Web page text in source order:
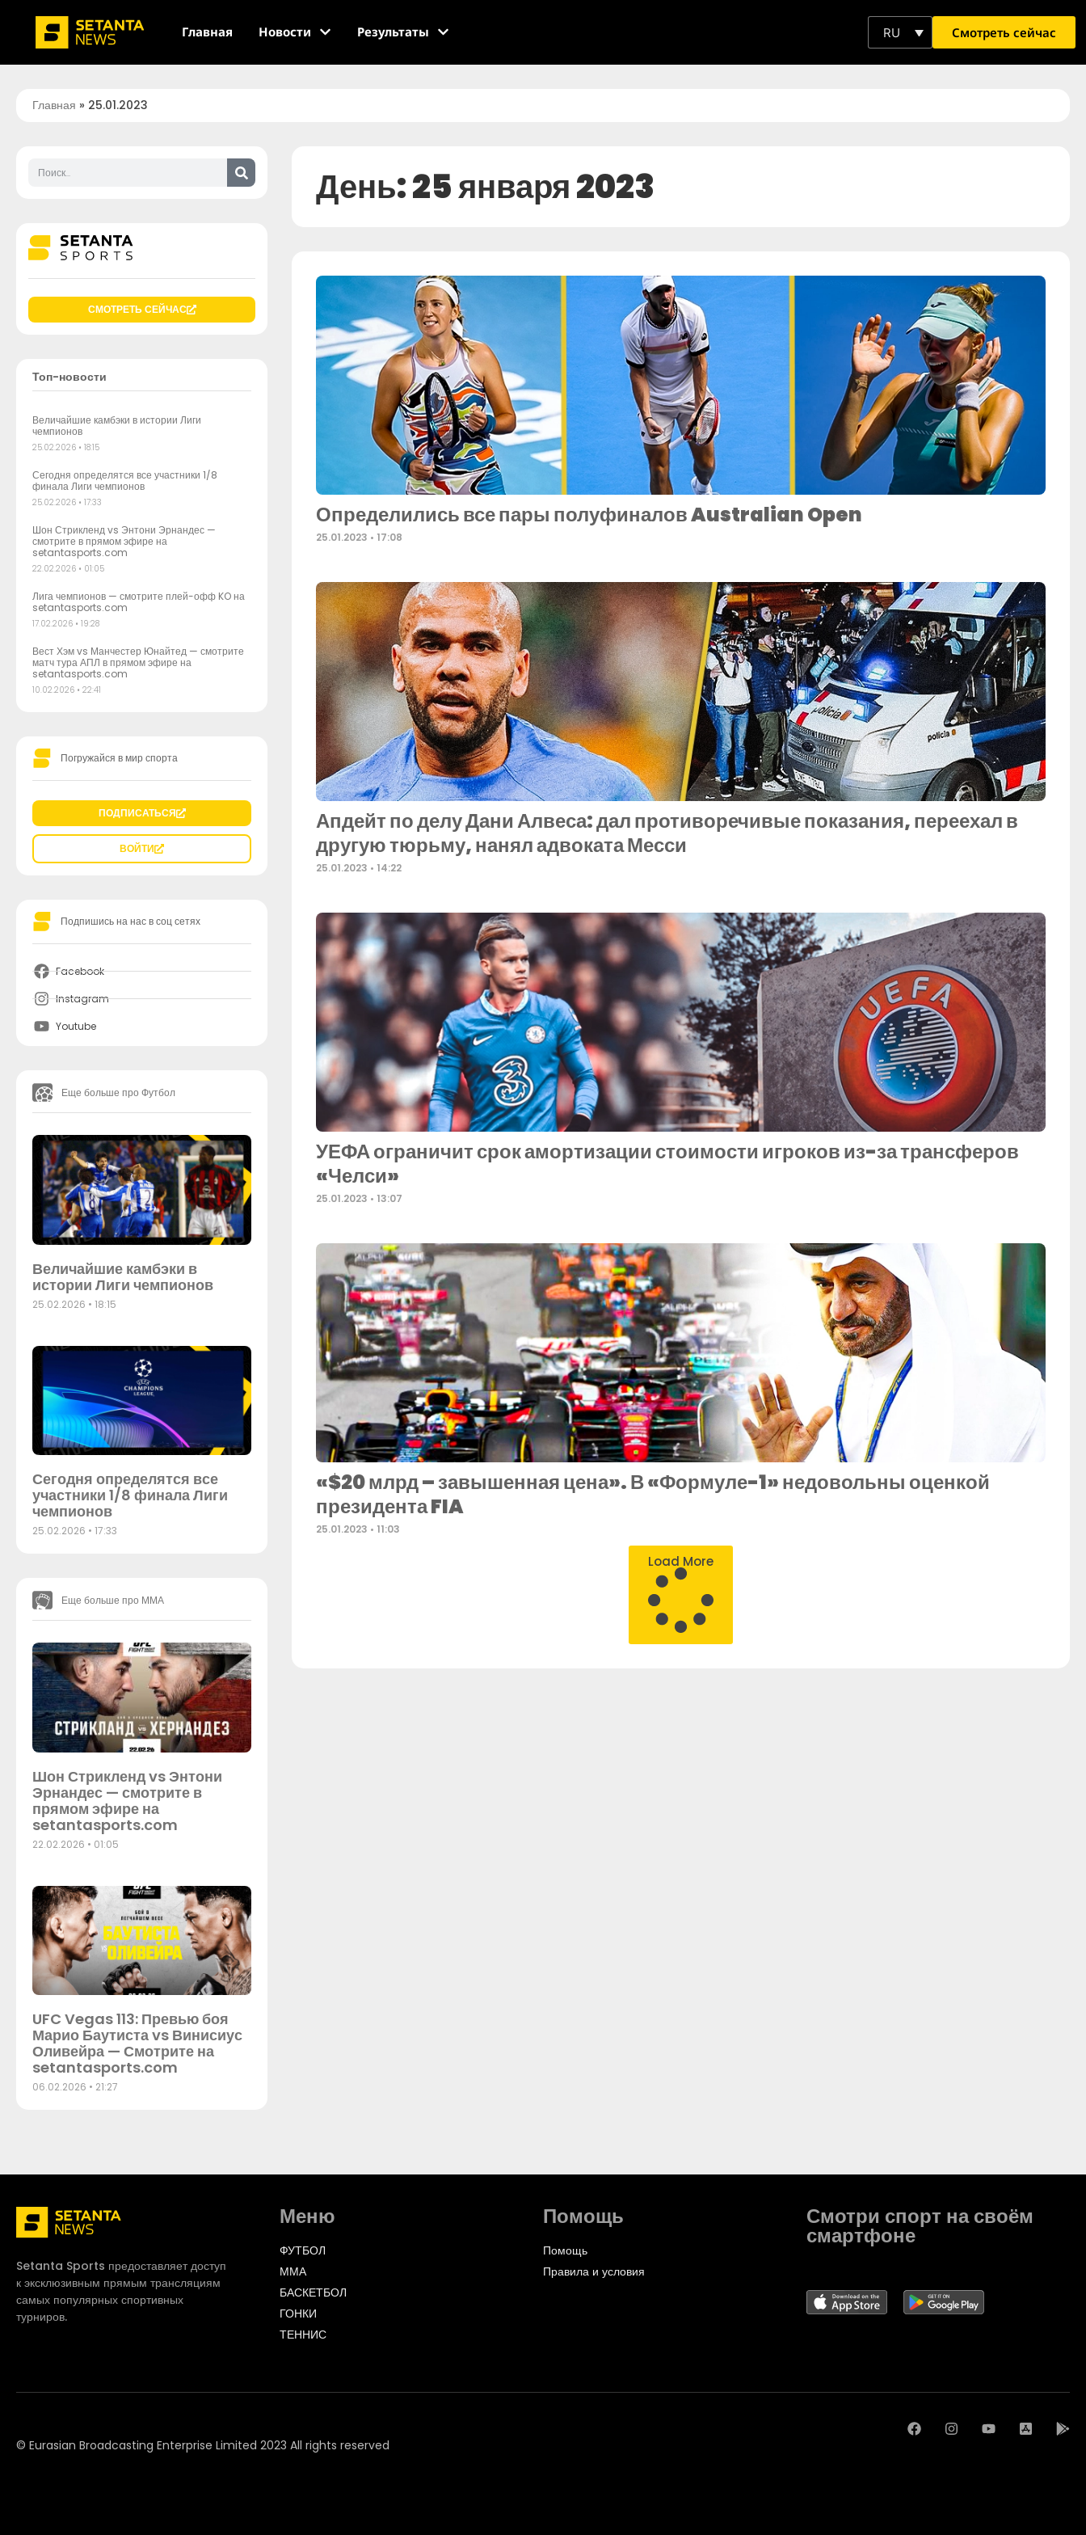
Главная Новости Результаты RU Смотреть сейчас
Главная » 25.01.2023
СМОТРЕТЬ СЕЙЧАС
Топ-новости
Величайшие камбэки в истории Лиги
чемпионов
25.02.2026 18:15
Сегодня определятся все участники 1/8
финала Лиги чемпионов
25.02.2026 17:33
Шон Стрикленд vs Энтони Эрнандес —
смотрите в прямом эфире на
setantasports.com
22.02.2026 01:05
Лига чемпионов — смотрите плей-офф KO на
setantasports.com
17.02.2026 19:28
Вест Хэм vs Манчестер Юнайтед — смотрите
матч тура АПЛ в прямом эфире на
setantasports.com
10.02.2026 22:41
Погружайся в мир спорта
ПОДПИСАТЬСЯ
ВОЙТИ
Подпишись на нас в соц сетях
Facebook
Instagram
Youtube
Еще больше про Футбол
Величайшие камбэки в
истории Лиги чемпионов
25.02.2026 18:15
Сегодня определятся все
участники 1/8 финала Лиги
чемпионов
25.02.2026 17:33
Еще больше про ММА
Шон Стрикленд vs Энтони
Эрнандес — смотрите в
прямом эфире на
setantasports.com
22.02.2026 01:05
UFC Vegas 113: Превью боя
Марио Баутиста vs Винисиус
Оливейра — Смотрите на
setantasports.com
06.02.2026 21:27
День: 25 января 2023
Определились все пары полуфиналов Australian Open
25.01.2023 17:08
Апдейт по делу Дани Алвеса: дал противоречивые показания, переехал в
другую тюрьму, нанял адвоката Месси
25.01.2023 14:22
УЕФА ограничит срок амортизации стоимости игроков из-за трансферов
«Челси»
25.01.2023 13:07
«$20 млрд – завышенная цена». В «Формуле-1» недовольны оценкой
президента FIA
25.01.2023 11:03
Load More
Setanta Sports предоставляет доступ
к эксклюзивным прямым трансляциям
самых популярных спортивных
турниров.
Меню
ФУТБОЛ
ММА
БАСКЕТБОЛ
ГОНКИ
ТЕННИС
Помощь
Помощь
Правила и условия
Смотри спорт на своём
смартфоне
© Eurasian Broadcasting Enterprise Limited 2023 All rights reserved